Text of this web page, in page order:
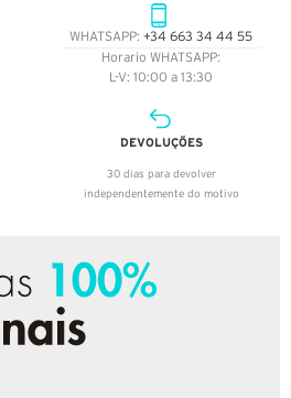
WHATSAPP: +34 663 34 44 55
Horario WHATSAPP:
L-V: 10:00 a 13:30
DEVOLUÇÕES
30 dias para devolver
independentemente do motivo